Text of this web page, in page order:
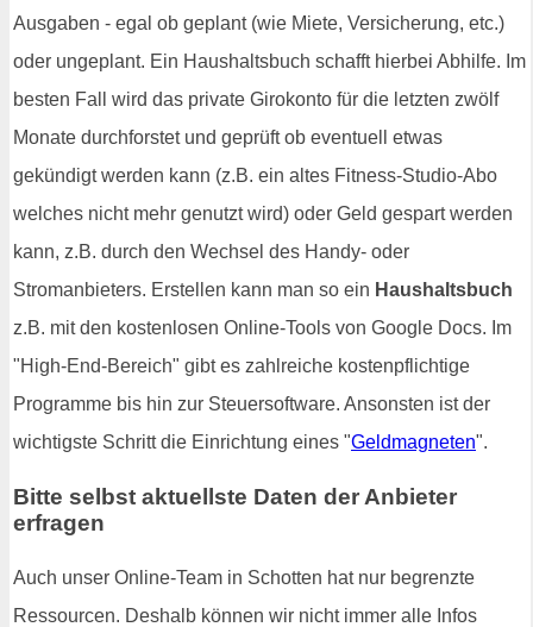
Ausgaben - egal ob geplant (wie Miete, Versicherung, etc.)
oder ungeplant. Ein Haushaltsbuch schafft hierbei Abhilfe. Im
besten Fall wird das private Girokonto für die letzten zwölf
Monate durchforstet und geprüft ob eventuell etwas
gekündigt werden kann (z.B. ein altes Fitness-Studio-Abo
welches nicht mehr genutzt wird) oder Geld gespart werden
kann, z.B. durch den Wechsel des Handy- oder
Stromanbieters. Erstellen kann man so ein Haushaltsbuch
z.B. mit den kostenlosen Online-Tools von Google Docs. Im
"High-End-Bereich" gibt es zahlreiche kostenpflichtige
Programme bis hin zur Steuersoftware. Ansonsten ist der
wichtigste Schritt die Einrichtung eines "Geldmagneten".
Bitte selbst aktuellste Daten der Anbieter
erfragen
Auch unser Online-Team in Schotten hat nur begrenzte
Ressourcen. Deshalb können wir nicht immer alle Infos